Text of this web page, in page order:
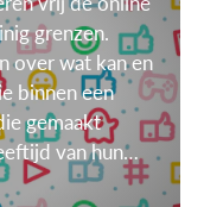
grenzen.
over wat kan en
binnen een
gemaakt
van hun
het weer ...